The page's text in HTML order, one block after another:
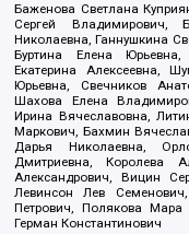
Баженова Светлана
Сергей Владимирович,
Николаевна, Ганнушкина
Буртина Елена
Екатерина Алексеевна,
Юрьевна, Свечников
Шахова Елена
Ирина Вячеславовна,
Маркович, Бахмин
Дарья Николаевна,
Дмитриевна, Королева
Александрович, Вицин
Левинсон Лев
Петрович, Полякова Мара
Герман Константинович